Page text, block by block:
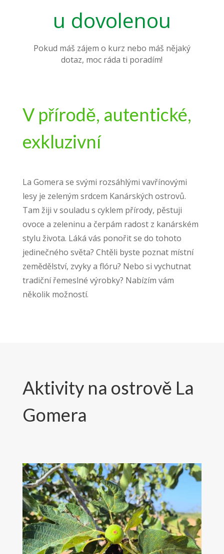
u dovolenou
Pokud máš zájem o kurz nebo máš nějaký
dotaz, moc ráda ti poradím!
V přírodě, autentické,
exkluzivní
La Gomera se svými rozsáhlými vavřínovými
lesy je zeleným srdcem Kanárských ostrovů.
Tam žiji v souladu s cyklem přírody, pěstuji
ovoce a zeleninu a čerpám radost z kanárském
stylu života. Láká vás ponořit se do tohoto
jedinečného světa? Chtěli byste poznat místní
zemědělství, zvyky a flóru? Nebo si vychutnat
tradiční řemeslné výrobky? Nabízím vám
několik možností.
Aktivity na ostrově La
Gomera